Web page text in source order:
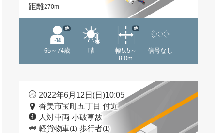
距離270m
65～74歳
他
晴
幅5.5～
9.0m
他
信号なし
2022年6月12日(日)10:05
香美市宝町五丁目 付近
人対車両 小破事故
軽貨物車(1) 歩行者(1)